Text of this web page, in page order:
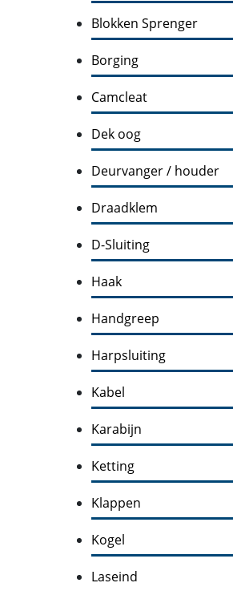
Blokken Sprenger
Borging
Camcleat
Dek oog
Deurvanger / houder
Draadklem
D-Sluiting
Haak
Handgreep
Harpsluiting
Kabel
Karabijn
Ketting
Klappen
Kogel
Laseind